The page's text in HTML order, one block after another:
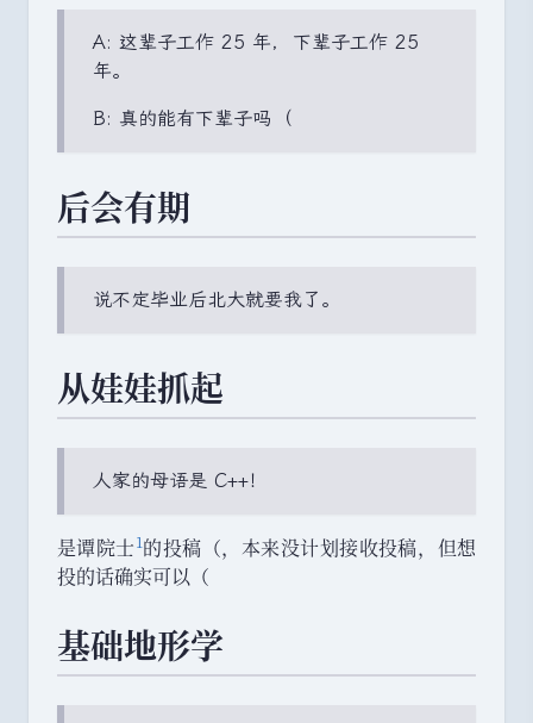
A: 这辈子工作 25 年，
下辈子工作 25
年。
B: 真的能有下辈子吗 （
后会有期
说不定毕业后北大就要我了 。
从娃娃抓起
人家的母语是 C++！
是谭院士1的投稿 （， 本来没计划接收投稿， 但想
投的话确实可以 （
基础地形学